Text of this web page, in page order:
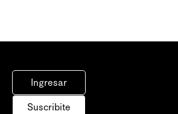
Ingresar
Suscribite